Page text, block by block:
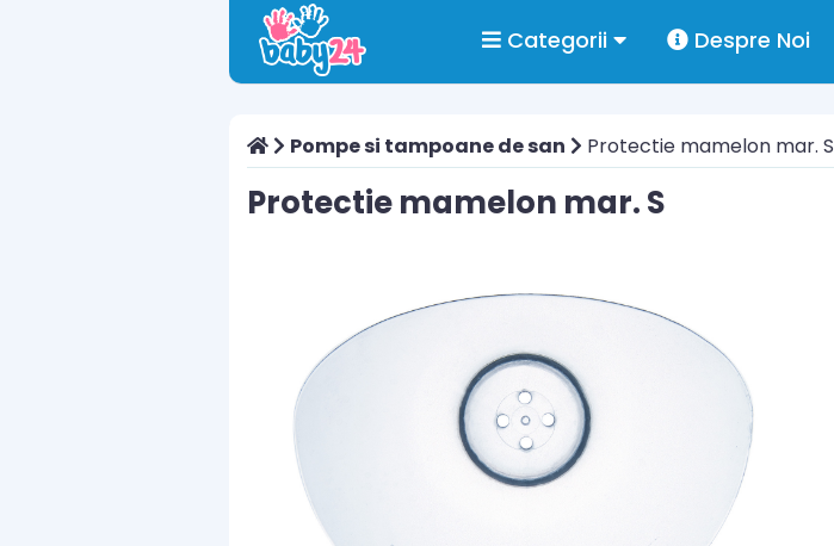
Categorii Despre Noi
Pompe si tampoane de san Protectie mamelon mar. S
Protectie mamelon mar. S